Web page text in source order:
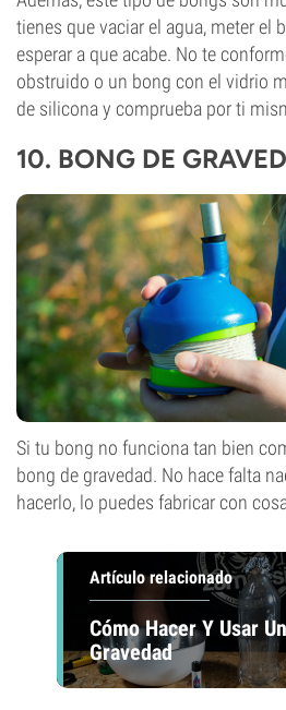
tienes que vaciar el agua, meter el
esperar a que acabe. No te
obstruido o un bong con el vidrio
de silicona y comprueba por ti
10. BONG DE
Si tu bong no funciona tan bien
bong de gravedad. No hace falta
hacerlo, lo puedes fabricar con
Artículo relacionado
Cómo Hacer Y Usar
Gravedad